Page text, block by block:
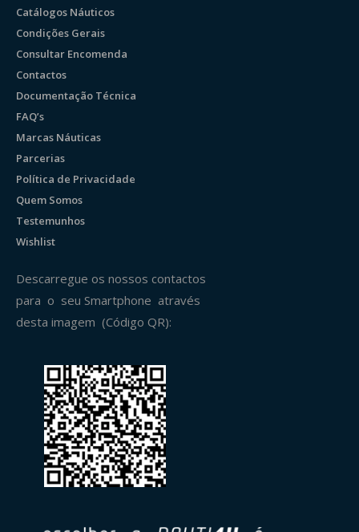
Catálogos Náuticos
Condições Gerais
Consultar Encomenda
Contactos
Documentação Técnica
FAQ’s
Marcas Náuticas
Parcerias
Política de Privacidade
Quem Somos
Testemunhos
Wishlist
Descarregue os nossos contactos
para o seu Smartphone através
desta imagem (Código QR):